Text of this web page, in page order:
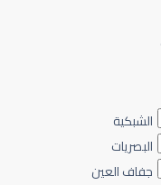
الشبكية
البصريات
جفاف العين